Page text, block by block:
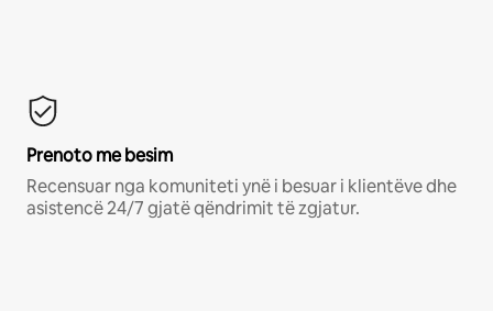
Prenoto me besim
Recensuar nga komuniteti ynë i besuar i klientëve dhe
asistencë 24/7 gjatë qëndrimit të zgjatur.